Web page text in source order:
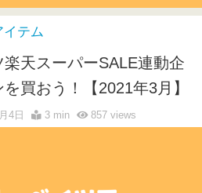
イテム
楽天スーパーSALE連動企
買おう！【2021年3月】
4日 3 min 857 views